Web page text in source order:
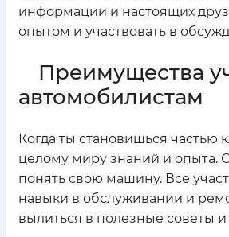
информации и настоящих
опытом и участвовать в
Преимущества
автомобилистам
Когда ты становишься частью
целому миру знаний и опыта.
понять свою машину. Все
навыки в обслуживании и
вылиться в полезные советы и